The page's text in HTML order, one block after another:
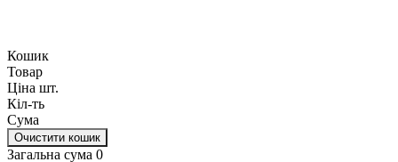
Кошик
Товар
Ціна шт.
Кіл-ть
Сума
Очистити кошик
Загальна сума 0